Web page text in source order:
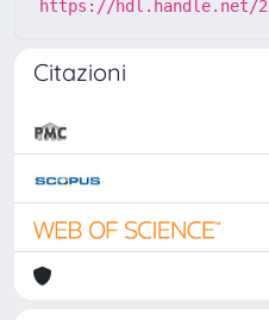
https://hdl.handle.net/
Citazioni